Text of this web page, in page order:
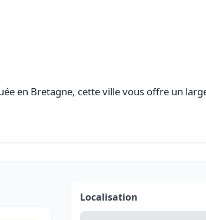
en Bretagne, cette ville vous offre un
Localisation